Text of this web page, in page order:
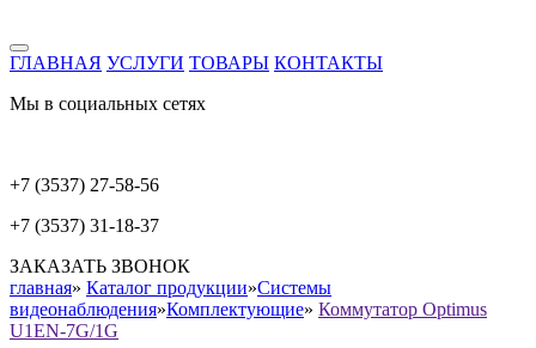
ГЛАВНАЯ УСЛУГИ ТОВАРЫ КОНТАКТЫ
Мы в социальных сетях
+7 (3537) 27-58-56
+7 (3537) 31-18-37
ЗАКАЗАТЬ ЗВОНОК
главная» Каталог продукции»Системы
видеонаблюдения»Комплектующие» Коммутатор Optimus
U1EN-7G/1G